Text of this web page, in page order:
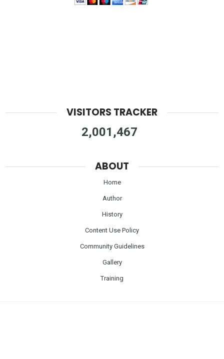
VISITORS TRACKER
2,001,467
ABOUT
Home
Author
History
Content Use Policy
Community Guidelines
Gallery
Training